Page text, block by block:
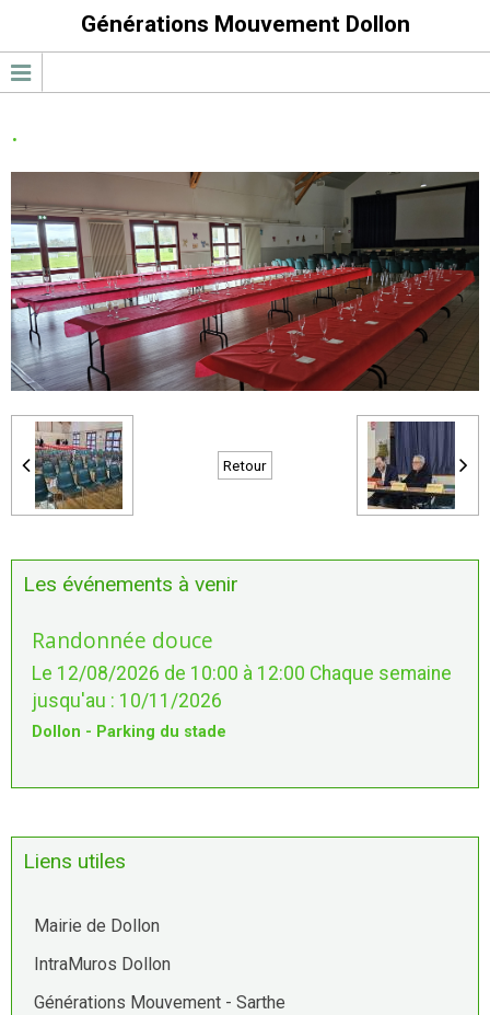
Générations Mouvement Dollon
.
Retour
Les événements à venir
Randonnée douce
Le 12/08/2026 de 10:00 à 12:00 Chaque semaine
jusqu'au : 10/11/2026
Dollon - Parking du stade
Liens utiles
Mairie de Dollon
IntraMuros Dollon
Générations Mouvement - Sarthe